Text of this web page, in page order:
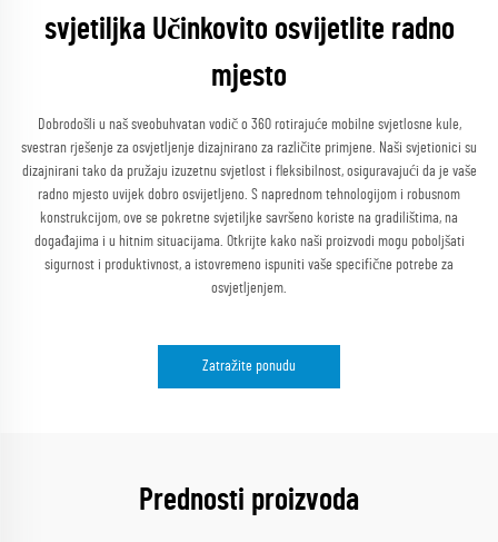
svjetiljka Učinkovito osvijetlite radno
mjesto
Dobrodošli u naš sveobuhvatan vodič o 360 rotirajuće mobilne svjetlosne kule,
svestran rješenje za osvjetljenje dizajnirano za različite primjene. Naši svjetionici su
dizajnirani tako da pružaju izuzetnu svjetlost i fleksibilnost, osiguravajući da je vaše
radno mjesto uvijek dobro osvijetljeno. S naprednom tehnologijom i robusnom
konstrukcijom, ove se pokretne svjetiljke savršeno koriste na gradilištima, na
događajima i u hitnim situacijama. Otkrijte kako naši proizvodi mogu poboljšati
sigurnost i produktivnost, a istovremeno ispuniti vaše specifične potrebe za
osvjetljenjem.
Zatražite ponudu
Prednosti proizvoda